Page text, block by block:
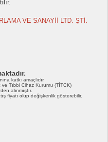
VE SANAYİİ LTD. ŞTİ.
katkı amaçlıdır.
ve Tıbbi Cihaz Kurumu (TİTCK)
alınmıştır.
fiyatı olup değişkenlik gösterebilir.